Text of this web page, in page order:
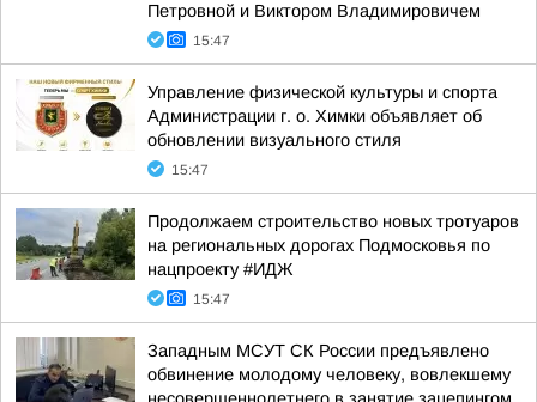
Петровной и Виктором Владимировичем
15:47
Управление физической культуры и спорта
Администрации г. о. Химки объявляет об
обновлении визуального стиля
15:47
Продолжаем строительство новых тротуаров
на региональных дорогах Подмосковья по
нацпроекту #ИДЖ
15:47
Западным МСУТ СК России предъявлено
обвинение молодому человеку, вовлекшему